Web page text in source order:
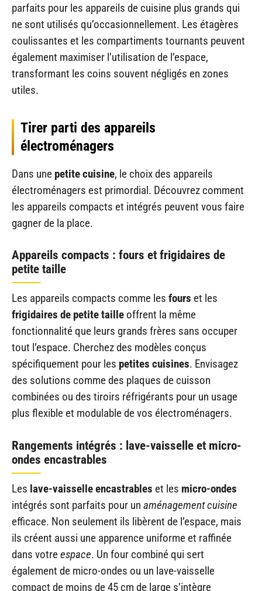
parfaits pour les appareils de cuisine plus grands qui
ne sont utilisés qu’occasionnellement. Les étagères
coulissantes et les compartiments tournants peuvent
également maximiser l’utilisation de l’espace,
transformant les coins souvent négligés en zones
utiles.
Tirer parti des appareils
électroménagers
Dans une petite cuisine, le choix des appareils
électroménagers est primordial. Découvrez comment
les appareils compacts et intégrés peuvent vous faire
gagner de la place.
Appareils compacts : fours et frigidaires de
petite taille
Les appareils compacts comme les fours et les
frigidaires de petite taille offrent la même
fonctionnalité que leurs grands frères sans occuper
tout l’espace. Cherchez des modèles conçus
spécifiquement pour les petites cuisines. Envisagez
des solutions comme des plaques de cuisson
combinées ou des tiroirs réfrigérants pour un usage
plus flexible et modulable de vos électroménagers.
Rangements intégrés : lave-vaisselle et micro-
ondes encastrables
Les lave-vaisselle encastrables et les micro-ondes
intégrés sont parfaits pour un aménagement cuisine
efficace. Non seulement ils libèrent de l’espace, mais
ils créent aussi une apparence uniforme et raffinée
dans votreespace. Un four combiné qui sert
également de micro-ondes ou un lave-vaisselle
compact de moins de 45 cm de large s’intègre